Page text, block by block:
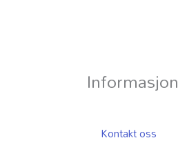
Informasjon
Kontakt oss